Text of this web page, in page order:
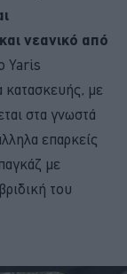
νεανικό από
Yaris
κατασκευής, με
στα γνωστά
επαρκείς
με
του